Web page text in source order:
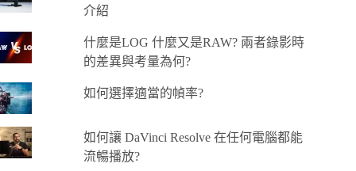
介紹
什麼是LOG 什麼又是RAW? 兩者錄影時
的差異與考量為何?
如何選擇適當的幀率?
如何讓 DaVinci Resolve 在任何電腦都能
流暢播放?